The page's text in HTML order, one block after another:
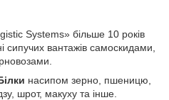
Systems» більше 10 років
сипучих вантажів самоскидами,
насипом зерно, пшеницю,
шрот, макуху та інше.